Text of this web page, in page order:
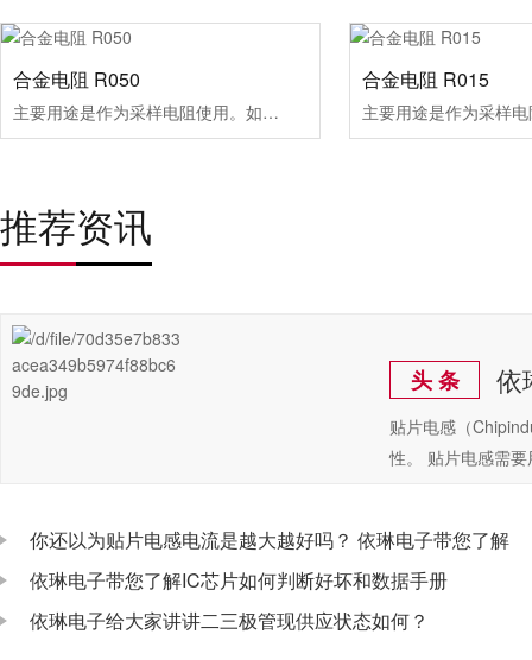
合金电阻 R050
主要用途是作为采样电阻使用。如电源电路、发动机电路
合金电阻 R015
推荐资讯
头 条 依
贴片电感（
性。 贴片电感需
你还以为贴片电感电流是越大越好吗？ 依琳电子带您了解
依琳电子带您了解IC芯片如何判断好坏和数据手册
依琳电子给大家讲讲二三极管现供应状态如何？